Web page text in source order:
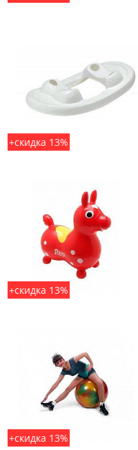
+скидка 13%
+скидка 13%
+скидка 13%